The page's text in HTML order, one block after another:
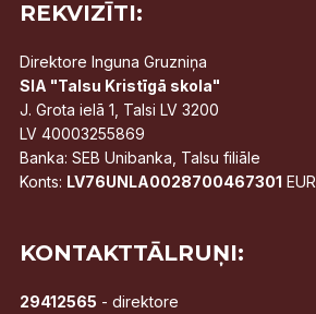
REKVIZĪTI:
Direktore Inguna Gruzniņa
SIA "Talsu Kristīgā skola"
J. Grota ielā 1, Talsi LV 3200
LV 40003255869
Banka: SEB Unibanka, Talsu filiāle
Konts: LV76UNLA0028700467301 EUR
KONTAKTTĀLRUŅI:
29412565 - direktore